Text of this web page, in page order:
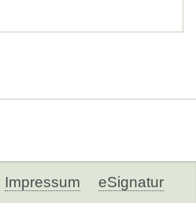
Impressum eSignatur